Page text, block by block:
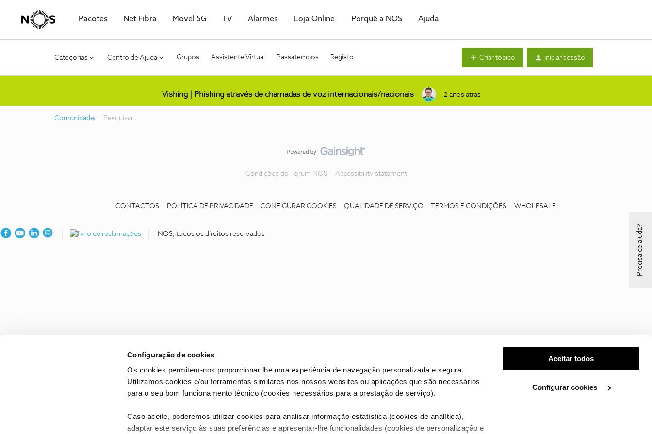
Configuração de cookies
Os cookies permitem-nos proporcionar lhe uma experiência de navegação personalizada e segura.
Utilizamos cookies e/ou ferramentas similares nos nossos websites ou aplicações que são necessários
para o seu bom funcionamento técnico (cookies necessários para a prestação de serviço).
Caso aceite, poderemos utilizar cookies para analisar informação estatística (cookies de analítica),
adaptar este serviço às suas preferências e apresentar-lhe funcionalidades (cookies de personalização e
Aceitar todos
Configurar cookies
Pacotes Net Fibra Móvel 5G TV Alarmes Loja Online Porquê a NOS Ajuda
Categorias Centro de Ajuda Grupos Assistente Virtual Passatempos Registo Criar tópico Iniciar sessão
Vishing | Phishing através de chamadas de voz internacionais/nacionais 2 anos atrás
Comunidade Pesquisar
Condições do Fórum NOS Accessibility statement
CONTACTOS POLÍTICA DE PRIVACIDADE CONFIGURAR COOKIES QUALIDADE DE SERVIÇO TERMOS E CONDIÇÕES WHOLESALE
NOS, todos os direitos reservados Precisa de ajuda?